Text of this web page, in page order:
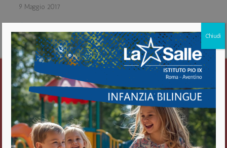
9 Maggio 2017
Vedi il calendario completo
Istituto Pio IX
Roma Aventino
Fratelli delle Scuole Cristiane
Chiudi